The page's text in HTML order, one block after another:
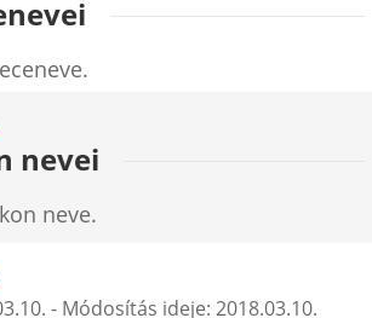
nevei
neve.
- Módosítás ideje: 2018.03.10.